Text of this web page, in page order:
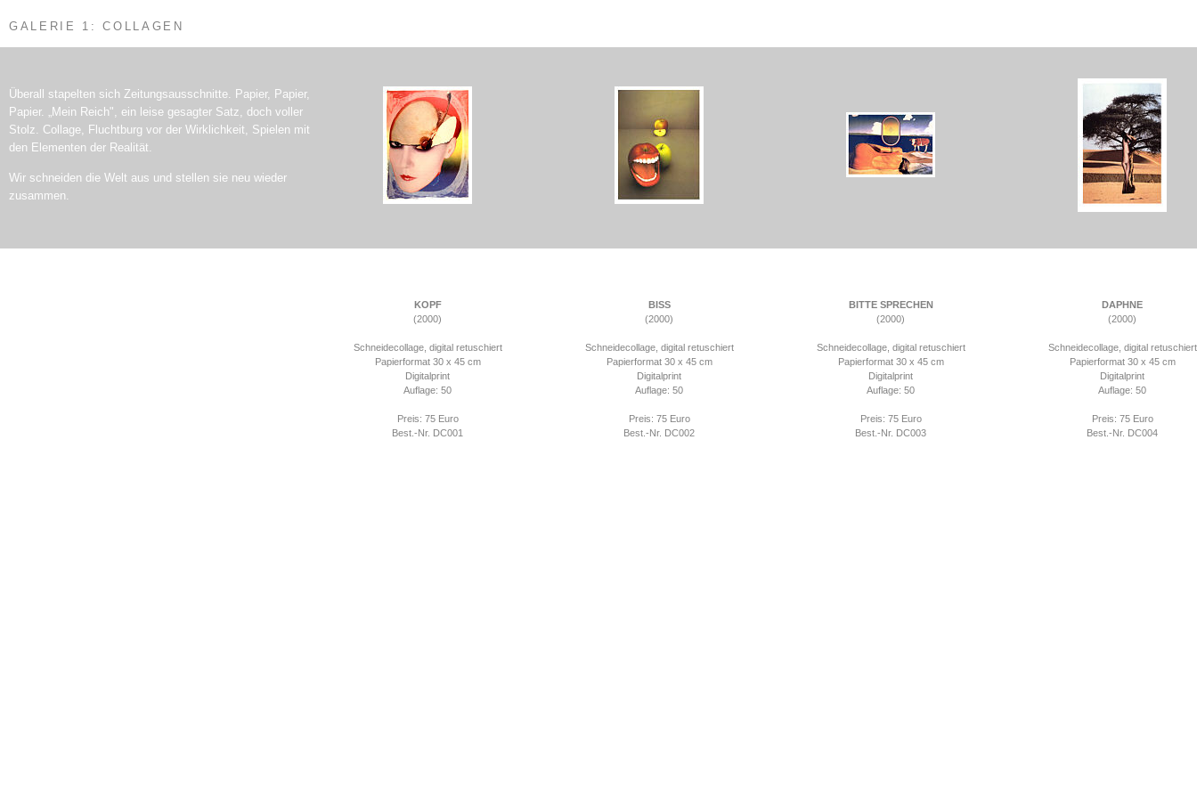
GALERIE 1: COLLAGEN
Überall stapelten sich Zeitungsausschnitte. Papier, Papier,
Papier. „Mein Reich", ein leise gesagter Satz, doch voller
Stolz. Collage, Fluchtburg vor der Wirklichkeit, Spielen mit
den Elementen der Realität.
Wir schneiden die Welt aus und stellen sie neu wieder
zusammen.
KOPF
(2000)
Schneidecollage, digital retuschiert
Papierformat 30 x 45 cm
Digitalprint
Auflage: 50
Preis: 75 Euro
Best.-Nr. DC001
BISS
(2000)
Schneidecollage, digital retuschiert
Papierformat 30 x 45 cm
Digitalprint
Auflage: 50
Preis: 75 Euro
Best.-Nr. DC002
BITTE SPRECHEN
(2000)
Schneidecollage, digital retuschiert
Papierformat 30 x 45 cm
Digitalprint
Auflage: 50
Preis: 75 Euro
Best.-Nr. DC003
DAPHNE
(2000)
Schneidecollage, digital retuschiert
Papierformat 30 x 45 cm
Digitalprint
Auflage: 50
Preis: 75 Euro
Best.-Nr. DC004